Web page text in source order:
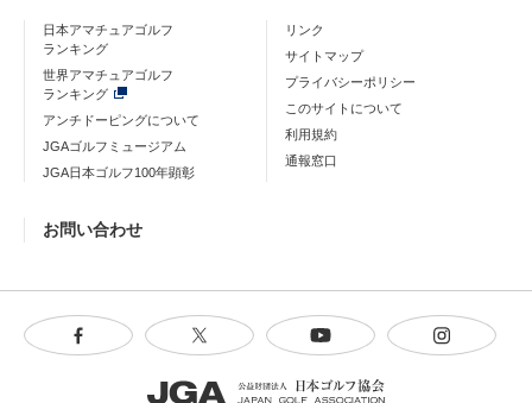
日本アマチュアゴルフ
ランキング
世界アマチュアゴルフ
ランキング
アンチドーピングについて
JGAゴルフミュージアム
JGA日本ゴルフ100年顕彰
リンク
サイトマップ
プライバシーポリシー
このサイトについて
利用規約
通報窓口
お問い合わせ